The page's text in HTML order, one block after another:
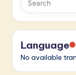
Language
No available